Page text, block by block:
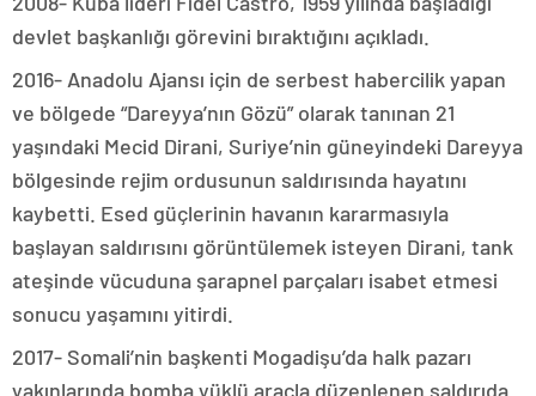
devlet başkanlığı görevini bıraktığını açıkladı.
2016- Anadolu Ajansı için de serbest habercilik yapan
ve bölgede “Dareyya’nın Gözü” olarak tanınan 21
yaşındaki Mecid Dirani, Suriye’nin güneyindeki Dareyya
bölgesinde rejim ordusunun saldırısında hayatını
kaybetti. Esed güçlerinin havanın kararmasıyla
başlayan saldırısını görüntülemek isteyen Dirani, tank
ateşinde vücuduna şarapnel parçaları isabet etmesi
sonucu yaşamını yitirdi.
2017- Somali’nin başkenti Mogadişu’da halk pazarı
yakınlarında bomba yüklü araçla düzenlenen saldırıda